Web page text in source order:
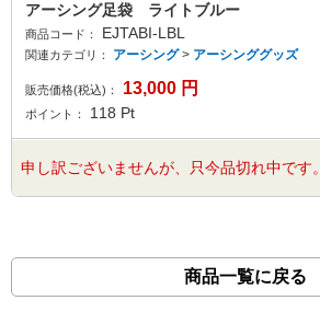
アーシング足袋 ライトブルー
商品コード： EJTABI-LBL
関連カテゴリ： アーシング> アーシンググッズ
販売価格(税込)： 13,000 円
ポイント： 118 Pt
申し訳ございませんが、只今品切れ中です。
商品一覧に戻る